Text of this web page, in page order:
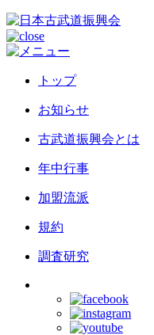
トップ
お知らせ
古武道振興会とは
年中行事
加盟流派
規約
調査研究